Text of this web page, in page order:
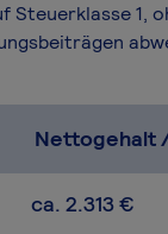
1,
Nettogehalt
ca. 2.313 €